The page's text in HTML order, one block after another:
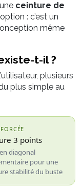
ceinture de
: c’est un
même
t-il ?
plusieurs
plus simple au
3 points
diagonal
pour une
stabilité du buste